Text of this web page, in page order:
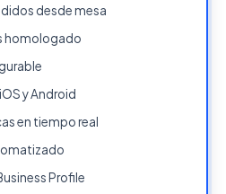
desde mesa
homologado
y Android
en tiempo real
Profile